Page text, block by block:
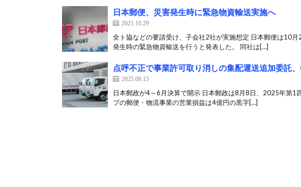
日本郵便、災害発生時に緊急物資輸送実施へ
2021.10.29
全ト協などの要請受け、子会社2社が実施想定 日本郵便は10
発生時の緊急物資輸送を行うと発表した。 同社は[…]
点呼不正で事業許可取り消しの集配運送追加委託
2025.08.15
日本郵政が4～6月決算で開示 日本郵政は8月8日、2025年第1
プの郵便・物流事業の営業損益は4億円の黒字[…]